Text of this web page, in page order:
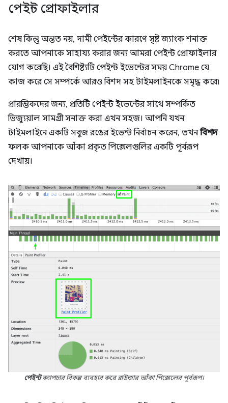
পেইন্ট প্রোফাইলার
শেষ কিন্তু অন্তত নয়, দামী পেইন্টের কারণে সৃষ্ট জ্যাংক শনাক্ত
করতে আপনাকে সাহায্য করার জন্য আমরা পেইন্ট প্রোফাইলার
যোগ করেছি। এই বৈশিষ্ট্যটি পেইন্ট ইভেন্টের সময় Chrome যে
কাজ করে সে সম্পর্কে আরও বিশদ সহ টাইমলাইনকে সমৃদ্ধ করে৷
প্রারম্ভিকদের জন্য, প্রতিটি পেইন্ট ইভেন্টের সাথে সম্পর্কিত
ভিজ্যুয়াল সামগ্রী সনাক্ত করা এখন সহজ। আপনি যখন
টাইমলাইনে একটি সবুজ রঙের ইভেন্ট নির্বাচন করেন, তখনবিশদ
ফলক আপনাকে আঁকা প্রকৃত পিক্সেলগুলির একটি পূর্বরূপ
দেখায়।
পেইন্টক্যাপচার বিকল্প ব্যবহার করে ব্রাউজার আঁকা পিক্সেলের পূর্বরূপ।